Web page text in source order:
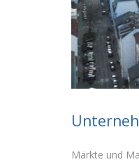
Märkte und